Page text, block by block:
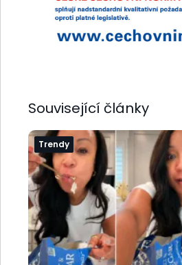
Související články
Trendy